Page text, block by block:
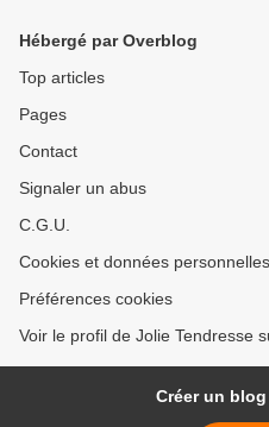
Hébergé par Overblog
Top articles
Pages
Contact
Signaler un abus
C.G.U.
Cookies et données personnelles
Préférences cookies
Voir le profil de Jolie Tendresse
Créer un